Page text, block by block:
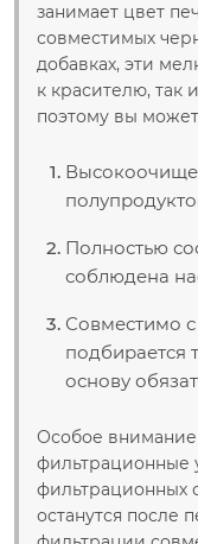
занимает цвет
совместимых
добавках, эти
к красителю, так
поэтому вы
Полностью
соблюдена
Совместимо с
подбирается
основу
Особое внимание
фильтрационные
фильтрационных
останутся после